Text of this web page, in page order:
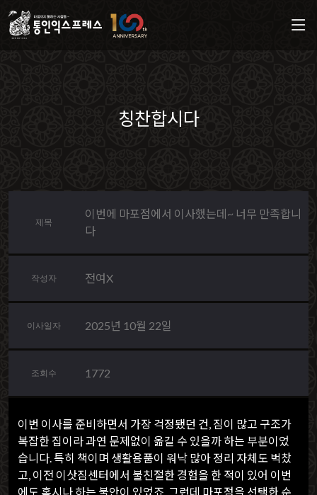
칭찬합시다
제목
이번에 마포점에서 이사했는데~ 너무 만족합니
다
작성자 전여X
이사일자 2025년 10월 22일
조회수 1772
이번 이사를 준비하면서 가장 걱정됐던 건, 짐이 많고 구조가
복잡한 집이라 과연 문제없이 옮길 수 있을까 하는 부분이었
습니다. 특히 책이며 생활용품이 워낙 많아 정리 자체도 벅찼
고, 이전 이삿짐센터에서 불친절한 경험을 한 적이 있어 이번
에도 혹시나 하는 불안이 있었죠. 그런데 마포점을 선택한 순